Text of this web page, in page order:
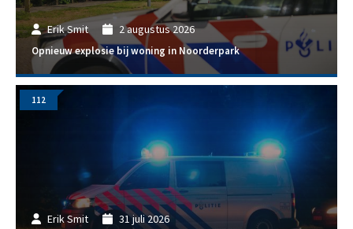
Erik Smit 2 augustus 2026
Opnieuw explosie bij woning in Noorderpark
Erik Smit 31 juli 2026
112